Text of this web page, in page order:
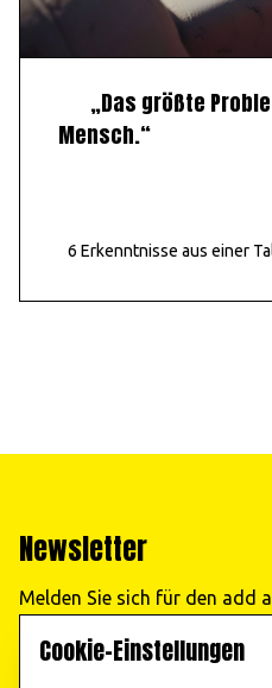
„Das größte
Mensch.“
6 Erkenntnisse aus einer
Newsletter
Melden Sie sich für den add
Veranstaltungen!
Cookie-Einstellungen